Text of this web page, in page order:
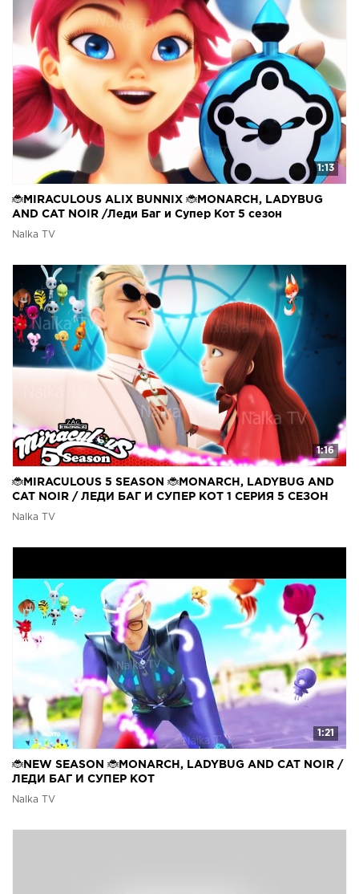
1:13
🐞MIRACULOUS ALIX BUNNIX 🐞MONARCH, LADYBUG
AND CAT NOIR /Леди Баг и Супер Кот 5 сезон
Nalka TV
1:16
🐞MIRACULOUS 5 SEASON 🐞MONARCH, LADYBUG AND
CAT NOIR / ЛЕДИ БАГ И СУПЕР КОТ 1 СЕРИЯ 5 СЕЗОН
Nalka TV
1:21
🐞NEW SEASON 🐞MONARCH, LADYBUG AND CAT NOIR /
ЛЕДИ БАГ И СУПЕР КОТ
Nalka TV